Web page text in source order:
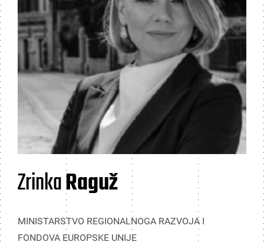
ZrinkaRaguž
MINISTARSTVO REGIONALNOGA RAZVOJA I
FONDOVA EUROPSKE UNIJE